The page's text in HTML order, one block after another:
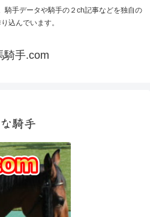
騎手データや騎手の２ch記事などを独自の
込んでいます。
騎手.com
騎手